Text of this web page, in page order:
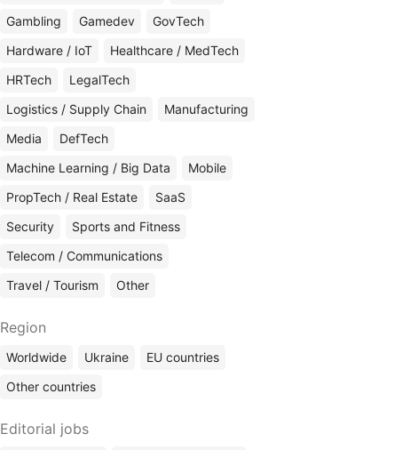
Gambling
Gamedev
GovTech
Hardware / IoT
Healthcare / MedTech
HRTech
LegalTech
Logistics / Supply Chain
Manufacturing
Media
DefTech
Machine Learning / Big Data
Mobile
PropTech / Real Estate
SaaS
Security
Sports and Fitness
Telecom / Communications
Travel / Tourism
Other
Region
Worldwide Ukraine
EU countries
Other countries
Editorial jobs